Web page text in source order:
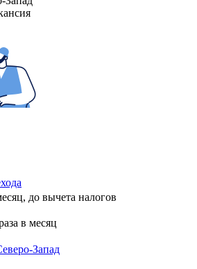
до вычета налогов
в месяц
Запад